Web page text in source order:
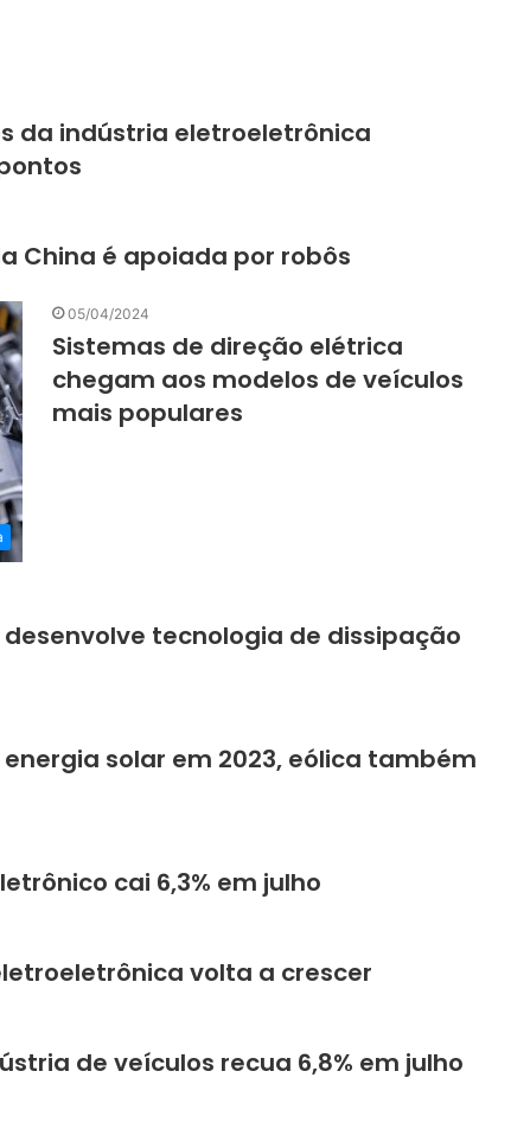
da indústria eletroeletrônica
China é apoiada por robôs
05/04/2024
Sistemas de direção elétrica
chegam aos modelos de veículos
mais populares
tecnologia de dissipação
solar em 2023, eólica também
cai 6,3% em julho
volta a crescer
de veículos recua 6,8% em julho